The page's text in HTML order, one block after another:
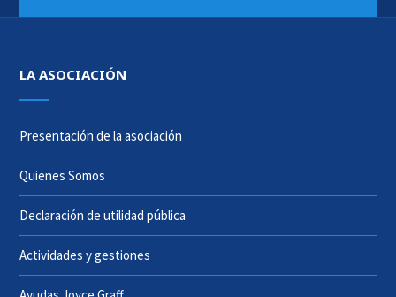
LA ASOCIACIÓN
Presentación de la asociación
Quienes Somos
Declaración de utilidad pública
Actividades y gestiones